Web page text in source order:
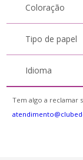
Coloração
Tipo de papel
Idioma
Tem algo a reclamar